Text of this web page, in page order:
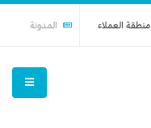
منطقة العملاء المدونة